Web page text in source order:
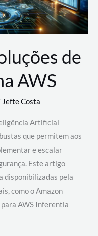
de
AWS
Jefte Costa
Artificial
que permitem aos
e escalar
Este artigo
disponibilizadas pela
como o Amazon
AWS Inferentia